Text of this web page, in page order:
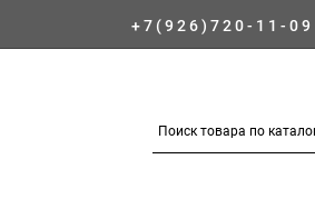
+7(926)720-11-09